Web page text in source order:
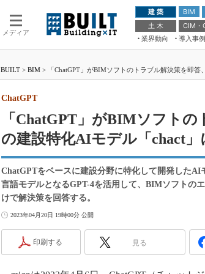
メディア
建 築 BIM
土 木
CIM・
業界動向
導入事例
ドローンが
ムチェンジ
VR／ARが
BUILT > BIM > 「ChatGPT」がBIMソフトのトラブル解決策を即
「ChatGPT」がBIMソフト
の建設特化AIモデル「chact」
ChatGPT
ChatGPTをベースに建設分野に特化して開発した
言語モデルとなるGPT-4を活用して、BIMソフトの
けで解決策を回答する。
2023年04月20日 19時00分 公開
印刷する 見る